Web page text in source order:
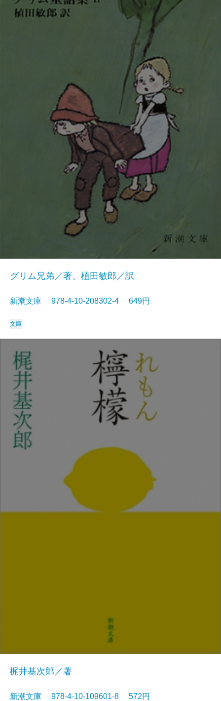
グリム兄弟／著、植田敏郎／訳
新潮文庫 978-4-10-208302-4 649円
文庫
梶井基次郎／著
新潮文庫 978-4-10-109601-8 572円